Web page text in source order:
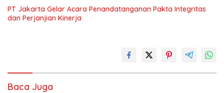
PT Jakarta Gelar Acara Penandatanganan Pakta Integritas
dan Perjanjian Kinerja
Baca Juga